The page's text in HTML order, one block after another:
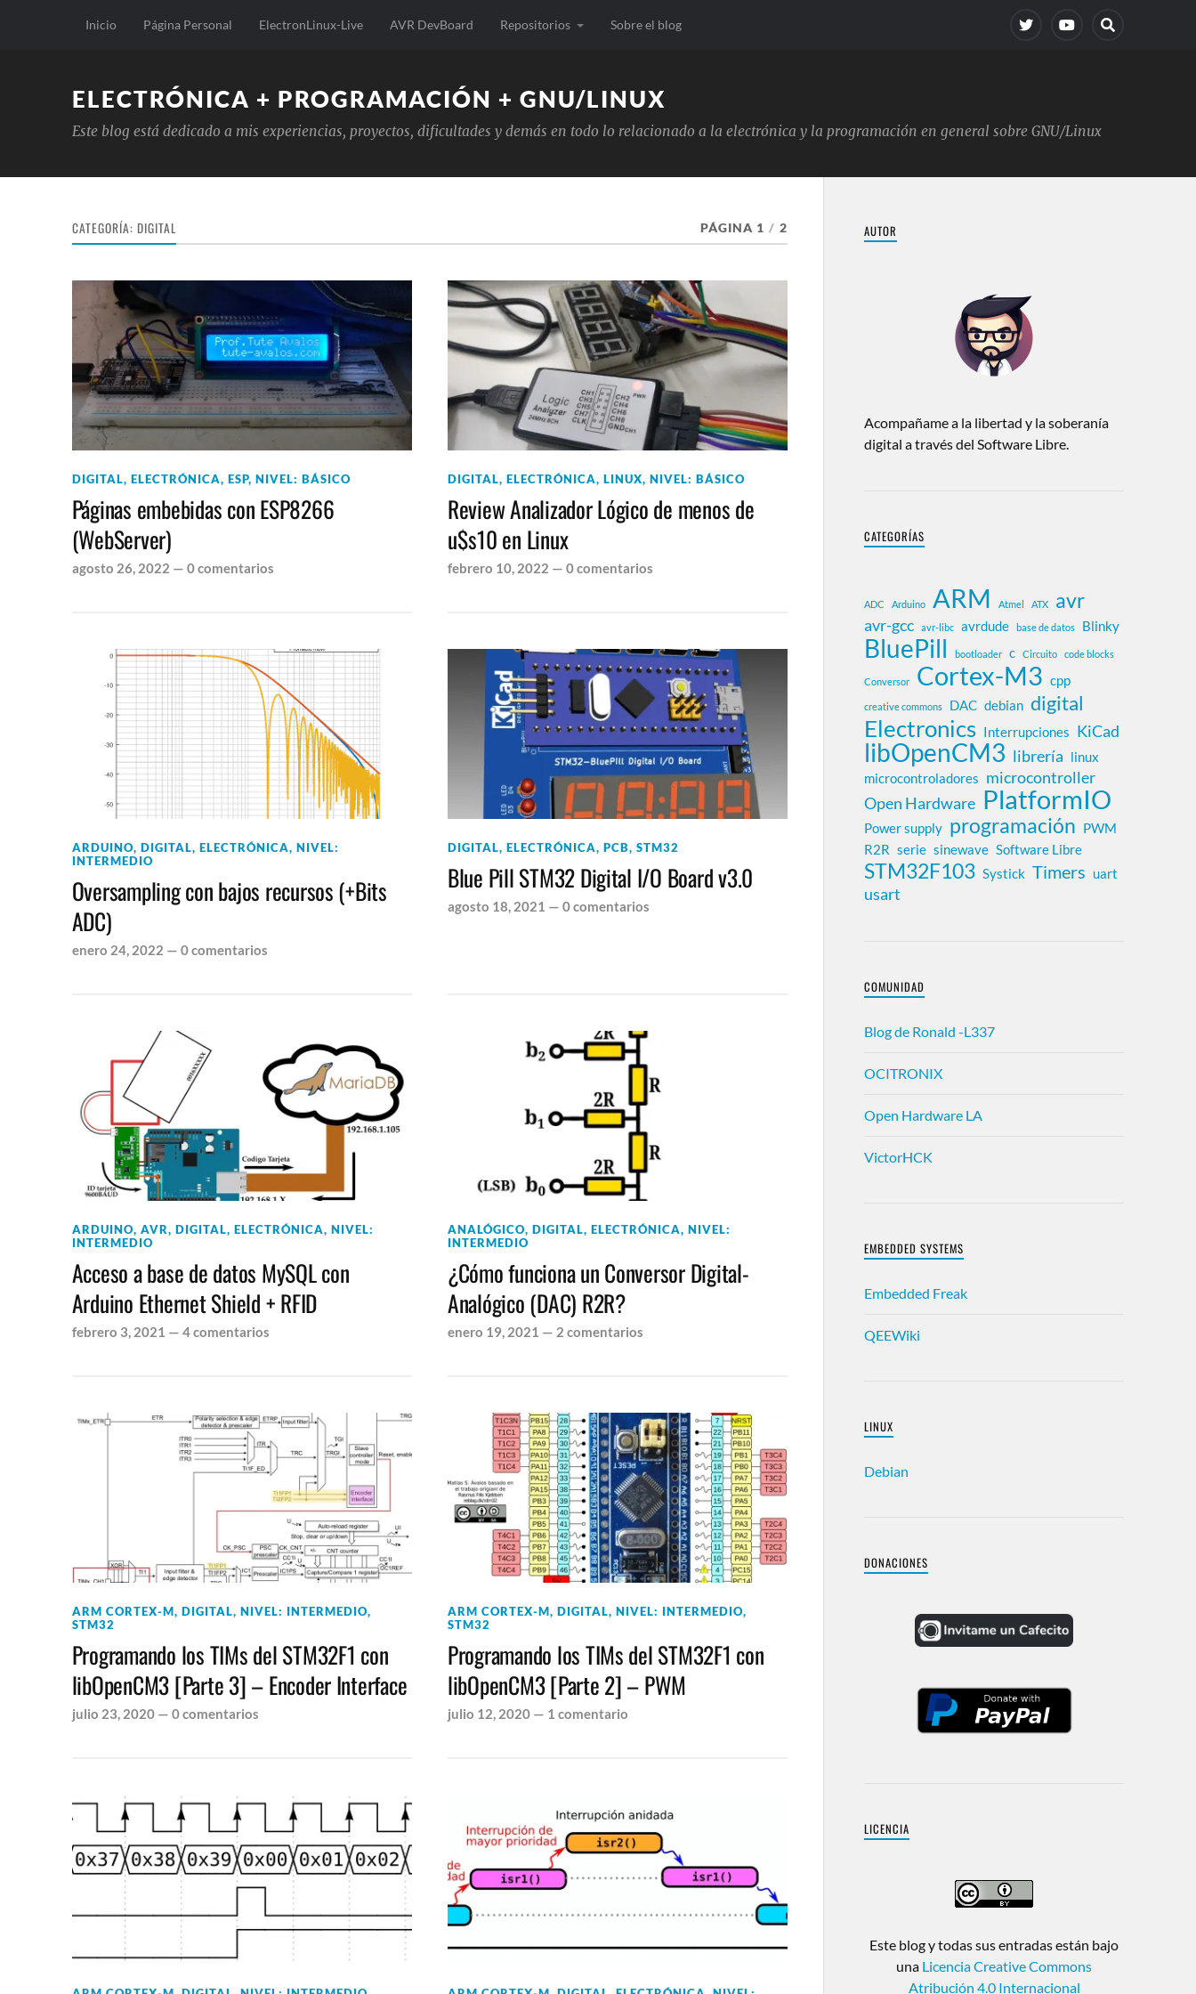
Inicio Página Personal ElectronLinux-Live AVR DevBoard Repositorios Sobre el blog
ELECTRÓNICA + PROGRAMACIÓN + GNU/LINUX
Este blog está dedicado a mis experiencias, proyectos, dificultades y demás en todo lo relacionado a la electrónica y la programación en general sobre GNU/Linux
CATEGORÍA: DIGITAL PÁGINA 1 / 2
DIGITAL, ELECTRÓNICA, ESP, NIVEL: BÁSICO
Páginas embebidas con ESP8266
(WebServer)
agosto 26, 2022 — 0 comentarios
DIGITAL, ELECTRÓNICA, LINUX, NIVEL: BÁSICO
Review Analizador Lógico de menos de
u$s10 en Linux
febrero 10, 2022 — 0 comentarios
ARDUINO, DIGITAL, ELECTRÓNICA, NIVEL:
INTERMEDIO
Oversampling con bajos recursos (+Bits
ADC)
enero 24, 2022 — 0 comentarios
DIGITAL, ELECTRÓNICA, PCB, STM32
Blue Pill STM32 Digital I/O Board v3.0
agosto 18, 2021 — 0 comentarios
ARDUINO, AVR, DIGITAL, ELECTRÓNICA, NIVEL:
INTERMEDIO
Acceso a base de datos MySQL con
Arduino Ethernet Shield + RFID
febrero 3, 2021 — 4 comentarios
ANALÓGICO, DIGITAL, ELECTRÓNICA, NIVEL:
INTERMEDIO
¿Cómo funciona un Conversor Digital-
Analógico (DAC) R2R?
enero 19, 2021 — 2 comentarios
ARM CORTEX-M, DIGITAL, NIVEL: INTERMEDIO,
STM32
Programando los TIMs del STM32F1 con
libOpenCM3 [Parte 3] – Encoder Interface
julio 23, 2020— 0 comentarios
ARM CORTEX-M, DIGITAL, NIVEL: INTERMEDIO,
STM32
Programando los TIMs del STM32F1 con
libOpenCM3 [Parte 2] – PWM
julio 12, 2020— 1 comentario
AUTOR
Acompañame a la libertad y la soberanía
digital a través del Software Libre.
CATEGORÍAS
ADC Arduino ARM Atmel ATX avr
avr-gcc avr-libc avrdude base de datos Blinky
BluePill bootloader c Circuito code blocks
Conversor Cortex-M3 cpp
creative commons DAC debian digital
Electronics Interrupciones KiCad
libOpenCM3 librería linux
microcontroladores microcontroller
Open Hardware PlatformIO
Power supply programación PWM
R2R serie sinewave Software Libre
STM32F103 Systick Timers uart
usart
COMUNIDAD
Blog de Ronald -L337
OCITRONIX
Open Hardware LA
VictorHCK
EMBEDDED SYSTEMS
Embedded Freak
QEEWiki
LINUX
Debian
DONACIONES
LICENCIA
Este blog y todas sus entradas están bajo
una Licencia Creative Commons
Atribución 4.0 Internacional